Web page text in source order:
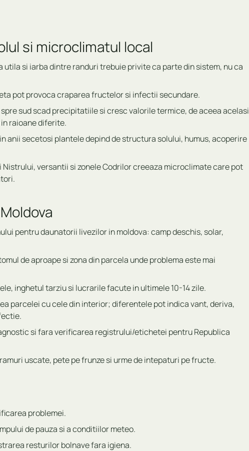
si microclimatul local
si iarba dintre randuri trebuie privite ca parte din sistem, nu ca
pot provoca craparea fructelor si infectii secundare.
sud scad precipitatiile si cresc valorile termice, de aceea acelasi
raioane diferite.
anii secetosi plantele depind de structura solului, humus, acoperire
versantii si zonele Codrilor creeaza microclimate care pot
pentru daunatorii livezilor in moldova: camp deschis, solar,
de aproape si zona din parcela unde problema este mai
inghetul tarziu si lucrarile facute in ultimele 10-14 zile.
parcelei cu cele din interior; diferentele pot indica vant, deriva,
si fara verificarea registrului/etichetei pentru Republica
uscate, pete pe frunze si urme de intepaturi pe fructe.
problemei.
de pauza si a conditiilor meteo.
resturilor bolnave fara igiena.